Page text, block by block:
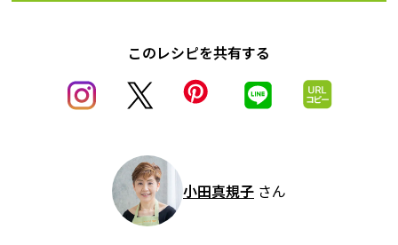
このレシピを共有する
小田真規子 さん